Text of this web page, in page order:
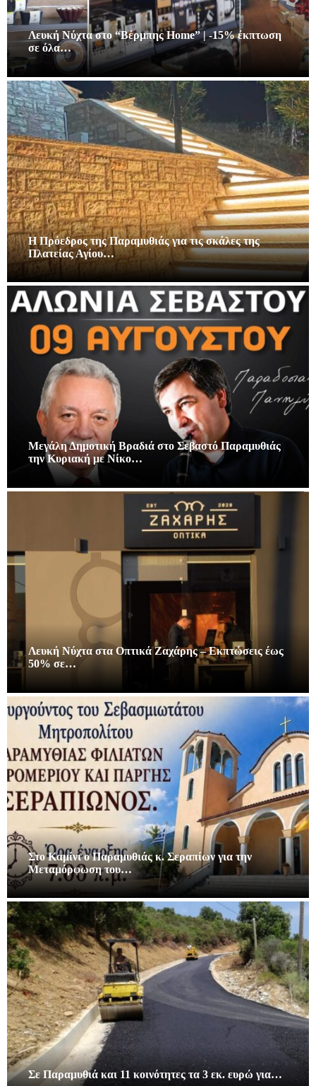
Λευκή Νύχτα στο “Βέρμπης Home” | -15% έκπτωση
σε όλα…
Η Πρόεδρος της Παραμυθιάς για τις σκάλες της
Πλατείας Αγίου…
Μεγάλη Δημοτική Βραδιά στο Σεβαστό Παραμυθιάς
την Κυριακή με Νίκο…
Λευκή Νύχτα στα Οπτικά Ζαχάρης – Εκπτώσεις έως
50% σε…
Στο Καμίνι ο Παραμυθιάς κ. Σεραπίων για την
Μεταμόρφωση του…
Σε Παραμυθιά και 11 κοινότητες τα 3 εκ. ευρώ για…